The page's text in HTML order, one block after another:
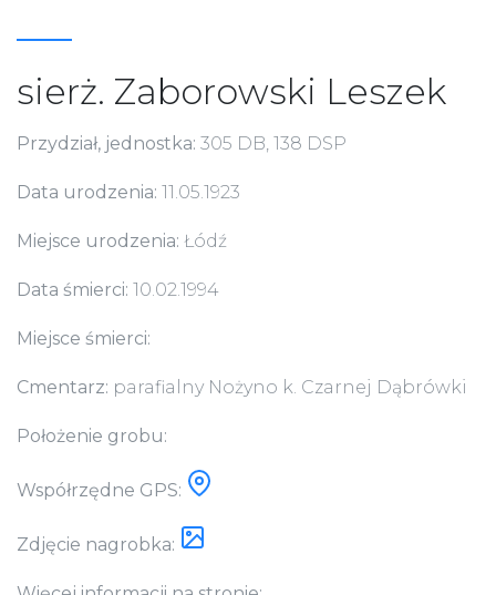
sierż. Zaborowski Leszek
Przydział, jednostka: 305 DB, 138 DSP
Data urodzenia: 11.05.1923
Miejsce urodzenia: Łódź
Data śmierci: 10.02.1994
Miejsce śmierci:
Cmentarz: parafialny Nożyno k. Czarnej Dąbrówki
Położenie grobu:
Współrzędne GPS:
Zdjęcie nagrobka: